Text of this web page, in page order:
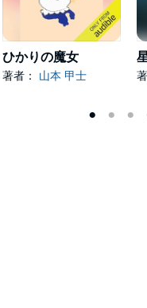
ひかりの魔女
著者： 山本 甲士